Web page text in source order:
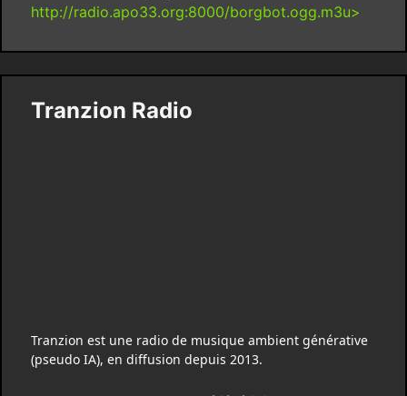
http://radio.apo33.org:8000/borgbot.ogg.m3u>
Tranzion Radio
Tranzion est une radio de musique ambient générative
(pseudo IA), en diffusion depuis 2013.